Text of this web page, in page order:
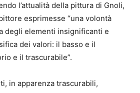
l’attualità della pittura di Gnoli,
esprimesse “una volontà
degli elementi insignificanti e
dei valori: il basso e il
e il trascurabile”.
in apparenza trascurabili,